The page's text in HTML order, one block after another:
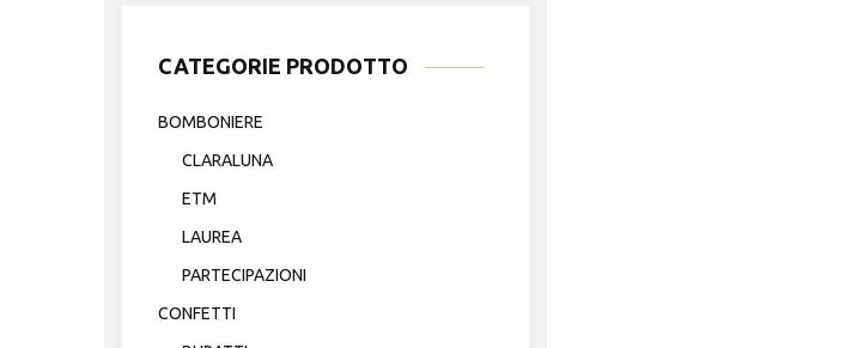
CATEGORIE PRODOTTO
BOMBONIERE
CLARALUNA
ETM
LAUREA
PARTECIPAZIONI
CONFETTI